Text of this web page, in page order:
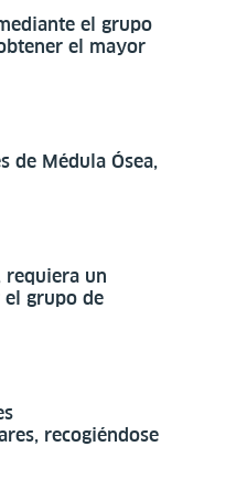
el grupo
el mayor
de Médula Ósea,
requiera un
grupo de
recogiéndose